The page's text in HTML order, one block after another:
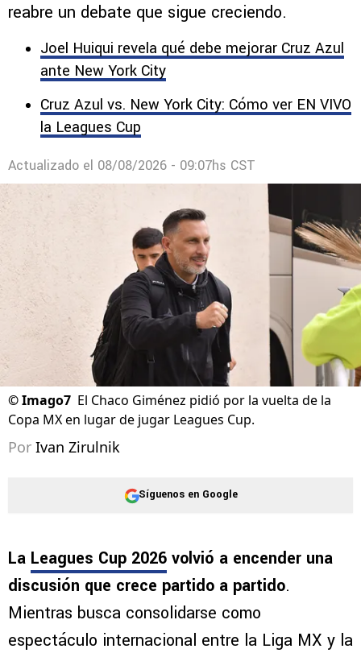
reabre un debate que sigue creciendo.
Joel Huiqui revela qué debe mejorar Cruz Azul
ante New York City
Cruz Azul vs. New York City: Cómo ver EN VIVO
la Leagues Cup
Actualizado el 08/08/2026 - 09:07hs CST
©Imago7 El Chaco Giménez pidió por la vuelta de la
Copa MX en lugar de jugar Leagues Cup.
Por Ivan Zirulnik
Síguenos en Google
La Leagues Cup 2026 volvió a encender una
discusión que crece partido a partido.
Mientras busca consolidarse como
espectáculo internacional entre la Liga MX y la